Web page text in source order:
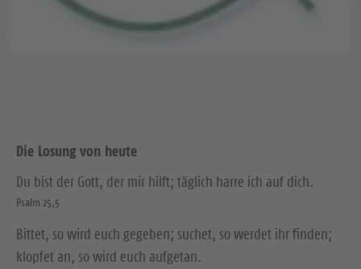
Die Losung von heute
Du bist der Gott, der mir hilft; täglich harre ich auf dich.
Psalm 25,5
Bittet, so wird euch gegeben; suchet, so werdet ihr finden;
klopfet an, so wird euch aufgetan.